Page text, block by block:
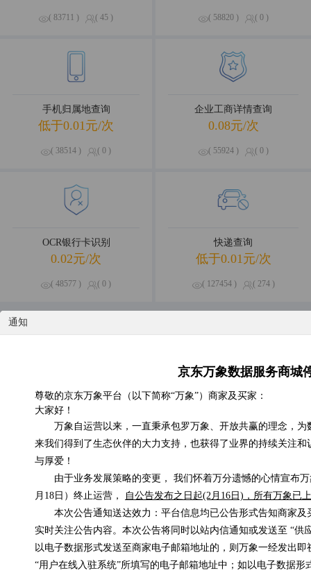
通知
京东万象数据服务商城
尊敬的京东万象平台（以下简称“万象”）商家及买家：
大家好！
万象自运营以来，一直秉承包罗万象、开放共赢的理念，
来我们得到了生态伙伴的大力支持，也获得了业界的持续关注
与厚爱！
由于业务发展策略的变更， 我们怀着万分遗憾的心情宣布
月18日）终止运营，
自公告发布之日起(2月16日)，所有万象已
本次公告通知送达效力：平台信息均已公告形式告知商家
实时关注公告内容。本次公告将同时以站内信通知或发送至 “供
以电子数据形式发送至商家电子邮箱地址的，则万象一经发出
“用户在线入驻系统”所填写的电子邮箱地址中；如以电子数据
( 83711 ) ( 45 ) ( 58820 ) ( 0 )
手机归属地查询
低于0.01元/次
( 38514 ) ( 0 )
企业工商详情查询
0.08元/次
( 55924 ) ( 0 )
OCR银行卡识别
0.02元/次
( 48577 ) ( 0 )
快递查询
低于0.01元/次
( 127454 ) ( 274 )
特惠专区
低于0.01元/次
手机在网时长
0.3元/次
在线支付信息补单
0.1元/次